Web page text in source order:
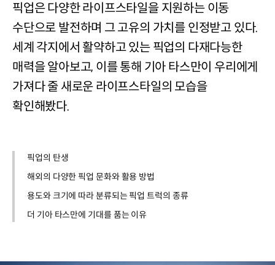
픽업은 다양한 라이프스타일을 지원하는 이동
수단으로 발전하며 그 고유의 가치를 인정받고 있다.
세계 각지에서 활약하고 있는 픽업의 다재다능한
매력을 알아보고, 이를 통해 기아 타스만이 우리에게
가져다 줄 새로운 라이프스타일의 모습을
확인해봤다.
픽업의 탄생
해외의 다양한 픽업 문화와 활용 방법
용도와 크기에 따라 분류되는 픽업 트럭의 종류
더 기아 타스만에 기대를 품는 이유